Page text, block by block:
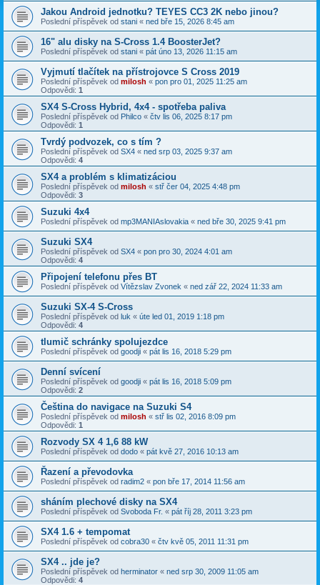
Jakou Android jednotku? TEYES CC3 2K nebo jinou?
Poslední příspěvek od stani « ned bře 15, 2026 8:45 am
16" alu disky na S-Cross 1.4 BoosterJet?
Poslední příspěvek od stani « pát úno 13, 2026 11:15 am
Vyjmutí tlačítek na přístrojovce S Cross 2019
Poslední příspěvek od milosh « pon pro 01, 2025 11:25 am
Odpovědi: 1
SX4 S-Cross Hybrid, 4x4 - spotřeba paliva
Poslední příspěvek od Philco « čtv lis 06, 2025 8:17 pm
Odpovědi: 1
Tvrdý podvozek, co s tím ?
Poslední příspěvek od SX4 « ned srp 03, 2025 9:37 am
Odpovědi: 4
SX4 a problém s klimatizáciou
Poslední příspěvek od milosh « stř čer 04, 2025 4:48 pm
Odpovědi: 3
Suzuki 4x4
Poslední příspěvek od mp3MANIAslovakia « ned bře 30, 2025 9:41 pm
Suzuki SX4
Poslední příspěvek od SX4 « pon pro 30, 2024 4:01 am
Odpovědi: 4
Připojení telefonu přes BT
Poslední příspěvek od Vítězslav Zvonek « ned zář 22, 2024 11:33 am
Suzuki SX-4 S-Cross
Poslední příspěvek od luk « úte led 01, 2019 1:18 pm
Odpovědi: 4
tlumič schránky spolujezdce
Poslední příspěvek od goodji « pát lis 16, 2018 5:29 pm
Denní svícení
Poslední příspěvek od goodji « pát lis 16, 2018 5:09 pm
Odpovědi: 2
Čeština do navigace na Suzuki S4
Poslední příspěvek od milosh « stř lis 02, 2016 8:09 pm
Odpovědi: 1
Rozvody SX 4 1,6 88 kW
Poslední příspěvek od dodo « pát kvě 27, 2016 10:13 am
Řazení a převodovka
Poslední příspěvek od radim2 « pon bře 17, 2014 11:56 am
sháním plechové disky na SX4
Poslední příspěvek od Svoboda Fr. « pát říj 28, 2011 3:23 pm
SX4 1.6 + tempomat
Poslední příspěvek od cobra30 « čtv kvě 05, 2011 11:31 pm
SX4 .. jde je?
Poslední příspěvek od herminator « ned srp 30, 2009 11:05 am
Odpovědi: 4